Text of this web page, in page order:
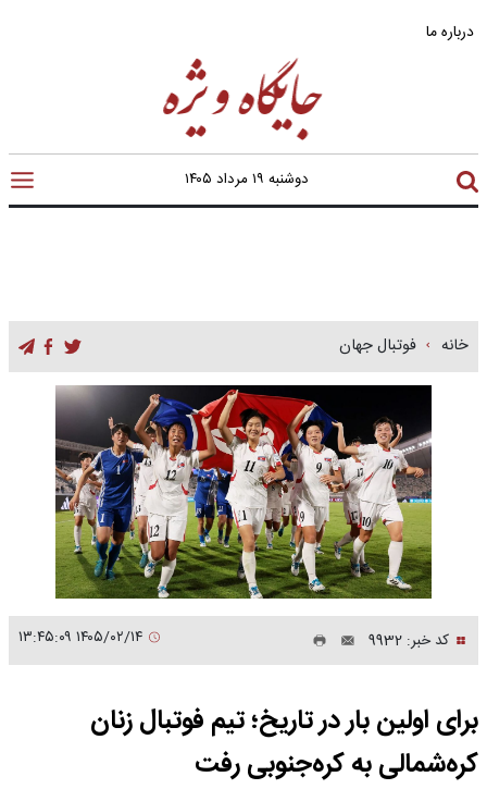
درباره ما
دوشنبه ۱۹ مرداد ۱۴۰۵
خانه فوتبال جهان
کد خبر: 9932
برای اولین بار در تاریخ؛ تیم فوتبال زنان
کره‌شمالی به کره‌جنوبی رفت